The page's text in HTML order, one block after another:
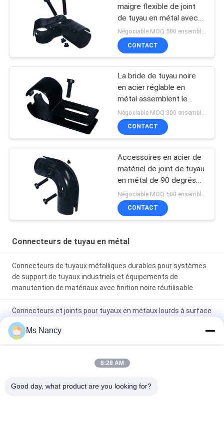
maigre flexible de joint
de tuyau en métal avec
l'angle réglable
Négociable MOQ:500 ensembles
CONTACT
La bride de tuyau noire
en acier réglable en
métal assemblent le
système flexible de
défilement ligne par ligne
Négociable MOQ:300 ensembles
CONTACT
Accessoires en acier de
matériel de joint de tuyau
en métal de 90 degrés
SPCC pour le tuyau
maigre
CONTACT
Connecteurs de tuyau en métal
Connecteurs de tuyaux métalliques durables pour systèmes
de support de tuyaux industriels et équipements de
manutention de matériaux avec finition noire réutilisable
Connecteurs et joints pour tuyaux en métaux lourds à surface
lissée et polissée et traitement par électrophorèse pour
systèmes industriels de support de tuyaux
partir d'acier SPCC de 23 mm d'épaisseur avec
revêtement de zinc nickel-chrome
Ms Nancy
8:28 AM
Good day, what product are you looking for?